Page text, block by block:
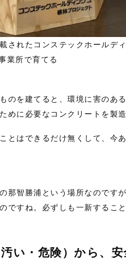
されたコンステックホールデ
業所で育てる
のを建てると、環境に害のあ
めに必要なコンクリートを製
とはできるだけ無くして、今
那智勝浦という場所なのです
ですね。必ずしも一新するこ
い・危険）から、